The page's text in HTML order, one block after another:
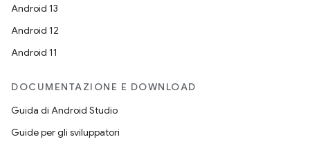
Android 13
Android 12
Android 11
DOCUMENTAZIONE E DOWNLOAD
Guida di Android Studio
Guide per gli sviluppatori